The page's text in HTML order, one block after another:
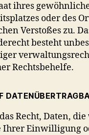
ihres
oder des
Verstoßes zu.
besteht
Rechtsbehelfe.
Recht, Daten,
Ihrer Einwilligung